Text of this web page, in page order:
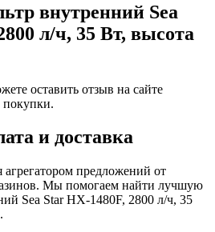
внутренний Sea
л/ч, 35 Вт, высота
оставить отзыв на сайте
покупки.
и доставка
агрегатором предложений от
Мы помогаем найти лучшую
Sea Star HX-1480F, 2800 л/ч, 35